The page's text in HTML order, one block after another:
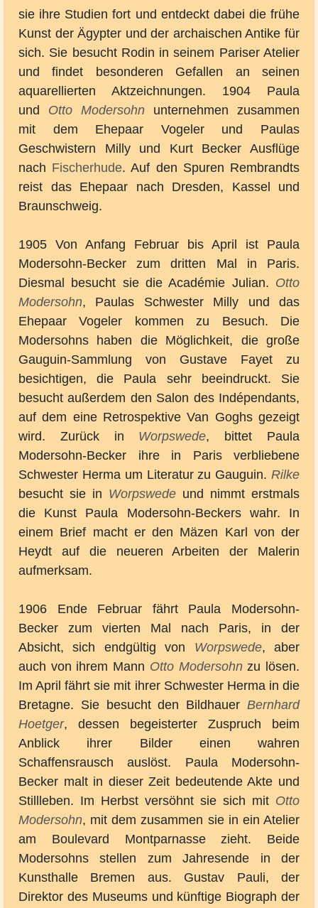
sie ihre Studien fort und entdeckt dabei die frühe
Kunst der Ägypter und der archaischen Antike für
sich. Sie besucht Rodin in seinem Pariser Atelier
und findet besonderen Gefallen an seinen
aquarellierten Aktzeichnungen. 1904 Paula
und Otto Modersohn unternehmen zusammen
mit dem Ehepaar Vogeler und Paulas
Geschwistern Milly und Kurt Becker Ausflüge
nach Fischerhude. Auf den Spuren Rembrandts
reist das Ehepaar nach Dresden, Kassel und
Braunschweig.
1905 Von Anfang Februar bis April ist Paula
Modersohn-Becker zum dritten Mal in Paris.
Diesmal besucht sie die Académie Julian. Otto
Modersohn, Paulas Schwester Milly und das
Ehepaar Vogeler kommen zu Besuch. Die
Modersohns haben die Möglichkeit, die große
Gauguin-Sammlung von Gustave Fayet zu
besichtigen, die Paula sehr beeindruckt. Sie
besucht außerdem den Salon des Indépendants,
auf dem eine Retrospektive Van Goghs gezeigt
wird. Zurück in Worpswede, bittet Paula
Modersohn-Becker ihre in Paris verbliebene
Schwester Herma um Literatur zu Gauguin. Rilke
besucht sie in Worpswede und nimmt erstmals
die Kunst Paula Modersohn-Beckers wahr. In
einem Brief macht er den Mäzen Karl von der
Heydt auf die neueren Arbeiten der Malerin
aufmerksam.
1906 Ende Februar fährt Paula Modersohn-
Becker zum vierten Mal nach Paris, in der
Absicht, sich endgültig von Worpswede, aber
auch von ihrem Mann Otto Modersohnzu lösen.
Im April fährt sie mit ihrer Schwester Herma in die
Bretagne. Sie besucht den Bildhauer Bernhard
Hoetger, dessen begeisterter Zuspruch beim
Anblick ihrer Bilder einen wahren
Schaffensrausch auslöst. Paula Modersohn-
Becker malt in dieser Zeit bedeutende Akte und
Stillleben. Im Herbst versöhnt sie sich mit Otto
Modersohn, mit dem zusammen sie in ein Atelier
am Boulevard Montparnasse zieht. Beide
Modersohns stellen zum Jahresende in der
Kunsthalle Bremen aus. Gustav Pauli, der
Direktor des Museums und künftige Biograph der